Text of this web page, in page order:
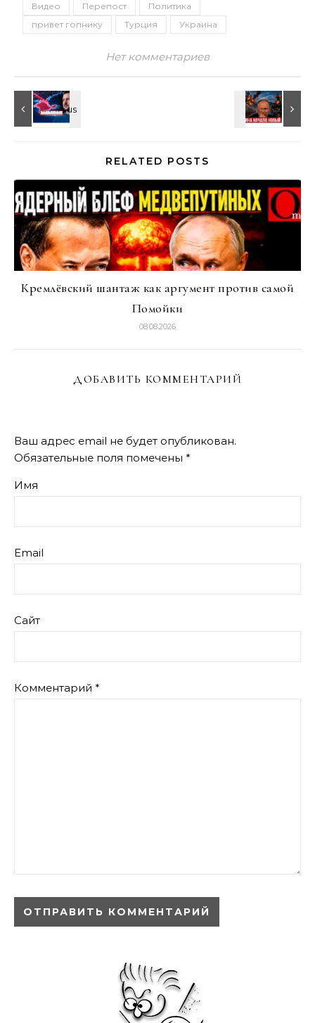
Видео Перепост
Политика
привет гопнику
Турция Украина
Нет комментариев
RELATED POSTS
Кремлёвский шантаж как аргумент против самой
Помойки
08.08.2026
ДОБАВИТЬ КОММЕНТАРИЙ
Ваш адрес email не будет опубликован.
Обязательные поля помечены *
Имя
Email
Сайт
Комментарий *